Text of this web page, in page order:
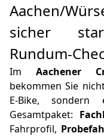
Aachen/
sicher
Rundum-
Im Aachener
bekommen Sie
E‑Bike, sondern
Gesamtpaket:
Fahrprofil,